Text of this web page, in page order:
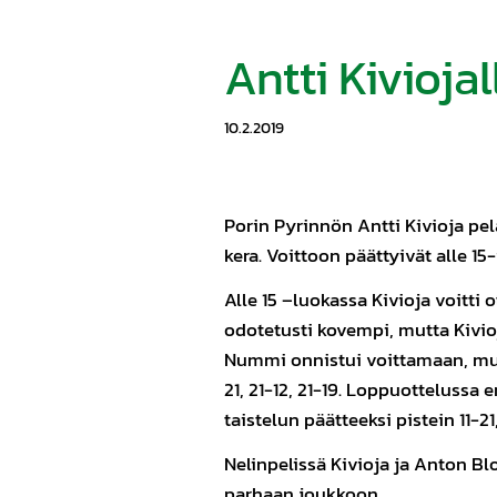
Antti
10.2.2019
Porin Pyrinnön Antti Kivioja
kera. Voittoon päättyivät alle
Alle 15 –luokassa Kivioja voitti
odotetusti kovempi, mutta
Nummi onnistui voittamaan,
21, 21-12, 21-19.
taistelun päätteeksi pistein 11-21,
Nelinpelissä Kivioja ja Anton